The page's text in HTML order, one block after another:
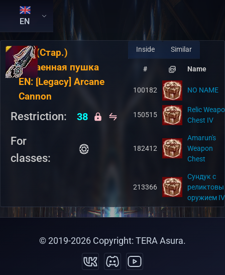
EN
RU:(Стар.)
Потаенная пушка
EN:
[Legacy] Arcane
Cannon
Restriction: 38
For
classes:
Inside Similar
# Name
100182 NO NAME
150515
Relic
Chest IV
182412
Amarun's
Weapon
Chest
213366
Сундук с
оружием IV
© 2019-2026 Copyright: TERA Asura.